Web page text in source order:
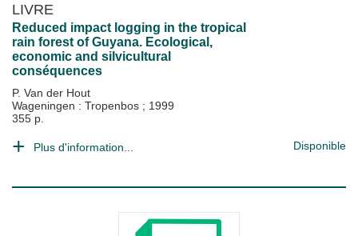
LIVRE
Reduced impact logging in the tropical
rain forest of Guyana. Ecological,
economic and silvicultural
conséquences
P. Van der Hout
Wageningen : Tropenbos ; 1999
355 p.
Plus d'information... Disponible